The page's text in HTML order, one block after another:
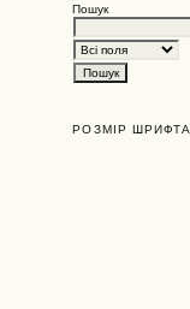
Пошук
РОЗМІР ШРИФТА